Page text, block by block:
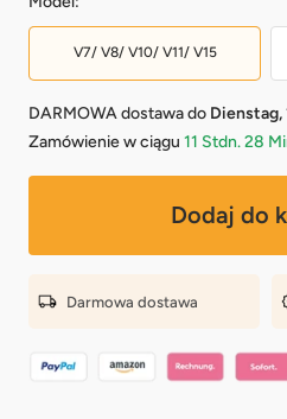
V7/ V8/ V10/ V11/ V15
DARMOWA dostawa do Dienstag,
Zamówienie w ciągu 11 Stdn. 28
Dodaj do
Darmowa dostawa